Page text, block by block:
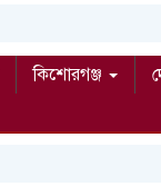
কিশোরগঞ্জ